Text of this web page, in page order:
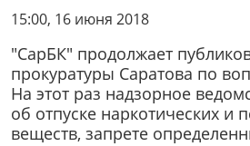
15:00, 16 июня 2018
"СарБК" продолжает
прокуратуры Саратова по
На этот раз надзорное
об отпуске наркотических и
веществ, запрете